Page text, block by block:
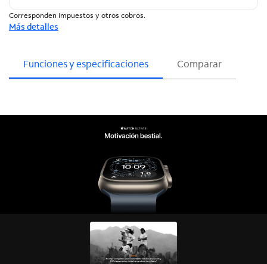
Corresponden impuestos y otros cobros.
Más detalles
Funciones y especificaciones Comparar